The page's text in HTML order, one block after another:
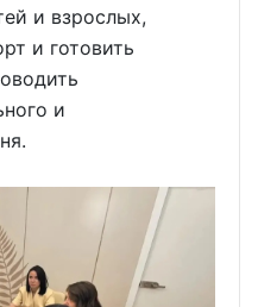
и взрослых,
и готовить
и